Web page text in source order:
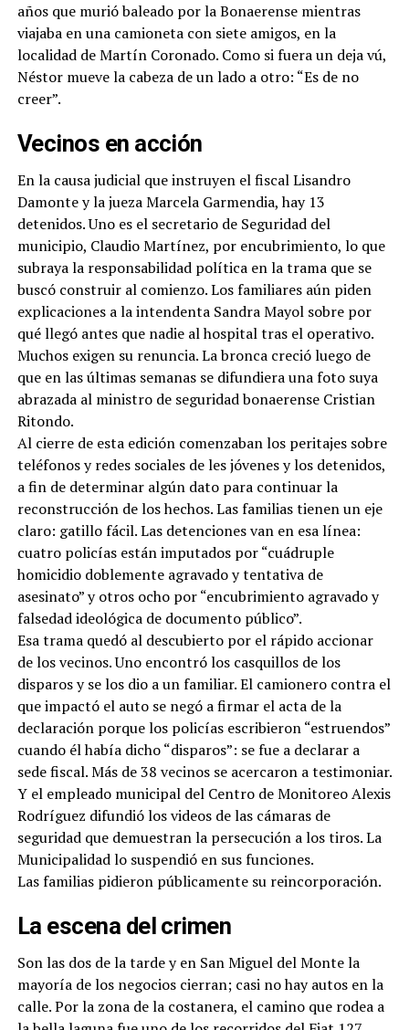
años que murió baleado por la Bonaerense mientras
viajaba en una camioneta con siete amigos, en la
localidad de Martín Coronado. Como si fuera un deja vú,
Néstor mueve la cabeza de un lado a otro: “Es de no
creer”.
Vecinos en acción
En la causa judicial que instruyen el fiscal Lisandro
Damonte y la jueza Marcela Garmendia, hay 13
detenidos. Uno es el secretario de Seguridad del
municipio, Claudio Martínez, por encubrimiento, lo que
subraya la responsabilidad política en la trama que se
buscó construir al comienzo. Los familiares aún piden
explicaciones a la intendenta Sandra Mayol sobre por
qué llegó antes que nadie al hospital tras el operativo.
Muchos exigen su renuncia. La bronca creció luego de
que en las últimas semanas se difundiera una foto suya
abrazada al ministro de seguridad bonaerense Cristian
Ritondo.
Al cierre de esta edición comenzaban los peritajes sobre
teléfonos y redes sociales de les jóvenes y los detenidos,
a fin de determinar algún dato para continuar la
reconstrucción de los hechos. Las familias tienen un eje
claro: gatillo fácil. Las detenciones van en esa línea:
cuatro policías están imputados por “cuádruple
homicidio doblemente agravado y tentativa de
asesinato” y otros ocho por “encubrimiento agravado y
falsedad ideológica de documento público”.
Esa trama quedó al descubierto por el rápido accionar
de los vecinos. Uno encontró los casquillos de los
disparos y se los dio a un familiar. El camionero contra el
que impactó el auto se negó a firmar el acta de la
declaración porque los policías escribieron “estruendos”
cuando él había dicho “disparos”: se fue a declarar a
sede fiscal. Más de 38 vecinos se acercaron a testimoniar.
Y el empleado municipal del Centro de Monitoreo Alexis
Rodríguez difundió los videos de las cámaras de
seguridad que demuestran la persecución a los tiros. La
Municipalidad lo suspendió en sus funciones.
Las familias pidieron públicamente su reincorporación.
La escena del crimen
Son las dos de la tarde y en San Miguel del Monte la
mayoría de los negocios cierran; casi no hay autos en la
calle. Por la zona de la costanera, el camino que rodea a